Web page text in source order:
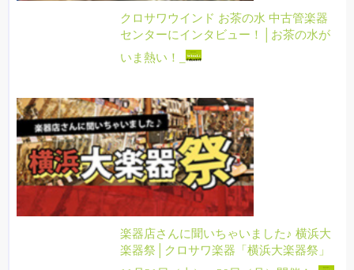
クロサワウインド お茶の水 中古管楽器
センターにインタビュー！│お茶の水が
いま熱い！_
楽器店さんに聞いちゃいました♪ 横浜大
楽器祭│クロサワ楽器「横浜大楽器祭」